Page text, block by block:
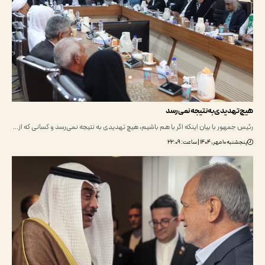
به نتیجه نمی‌رسد
با بیان اینکه اگر با هم باشیم، هیچ تهدیدی به نتیجه نمی‌رسد و کسانی که از…
۱۴۰۴ | ساعت: ۲۲:۰۹